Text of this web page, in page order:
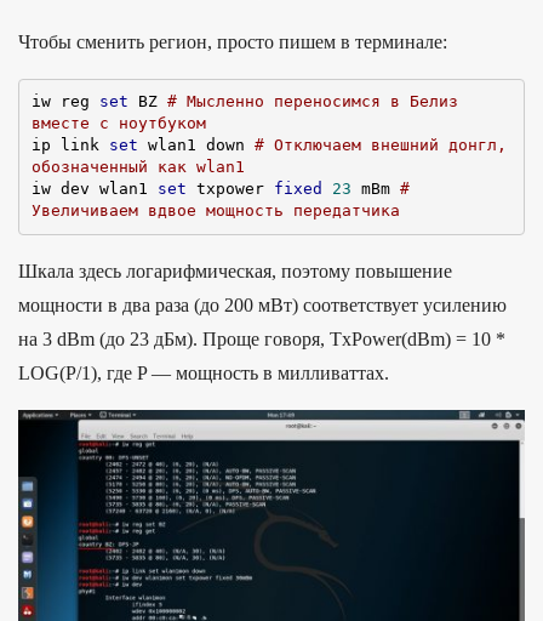
Чтобы сменить регион, просто пишем в терминале:
iw reg set BZ # Мысленно переносимся в Белиз
вместе с ноутбуком
ip link set wlan1 down # Отключаем внешний донгл,
обозначенный как wlan1
iw dev wlan1 set txpower fixed 23 mBm #
Увеличиваем вдвое мощность передатчика
Шкала здесь логарифмическая, поэтому повышение
мощности в два раза (до 200 мВт) соответствует усилению
на 3 dBm (до 23 дБм). Проще говоря, TxPower(dBm) = 10 *
LOG(P/1), где P — мощность в милливаттах.